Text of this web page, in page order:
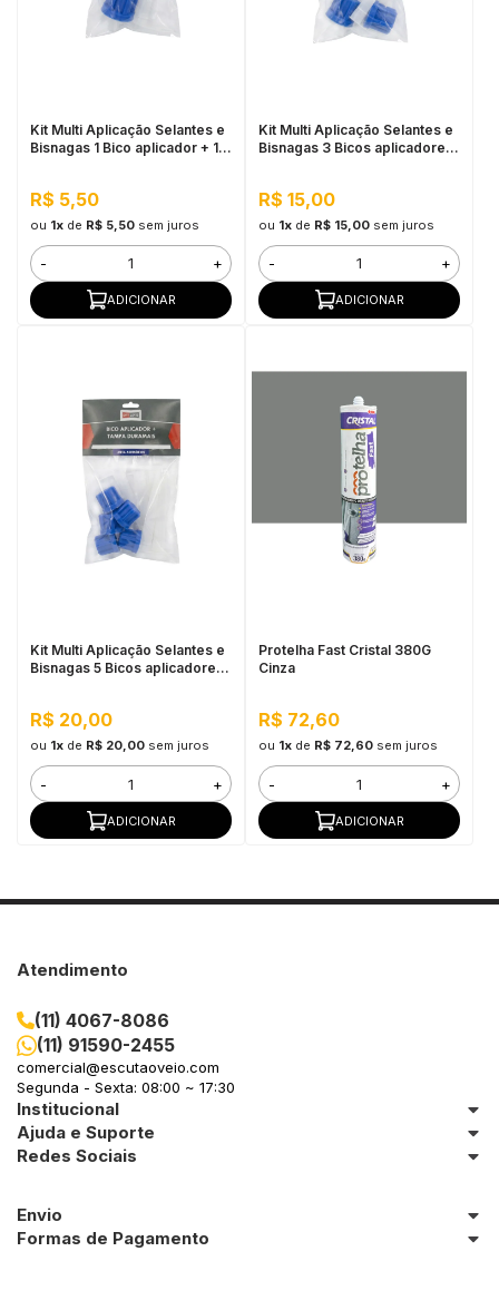
Kit Multi Aplicação Selantes e
Bisnagas 1 Bico aplicador + 1
R$ 5,50
ou 1xde R$ 5,50 sem juros
- +
ADICIONAR
Kit Multi Aplicação Selantes e
Bisnagas 3 Bicos aplicadores
R$ 15,00
ou 1xde R$ 15,00 sem juros
- +
ADICIONAR
Kit Multi Aplicação Selantes e
Bisnagas 5 Bicos aplicadores
R$ 20,00
ou 1xde R$ 20,00 sem juros
- +
ADICIONAR
Protelha Fast Cristal 380G
Cinza
R$ 72,60
ou 1xde R$ 72,60 sem juros
- +
ADICIONAR
Atendimento
(11) 4067-8086
(11) 91590-2455
comercial@escutaoveio.com
Segunda - Sexta: 08:00 ~ 17:30
Institucional
Ajuda e Suporte
Redes Sociais
Envio
Formas de Pagamento